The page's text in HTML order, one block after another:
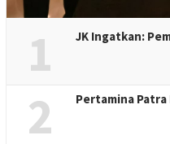
1 JK Ingatkan:
2 Pertamina